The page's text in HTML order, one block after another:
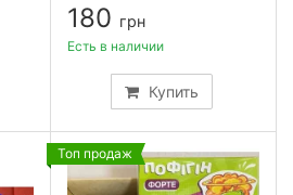
180 грн
Купить
Есть в наличии
Топ продаж